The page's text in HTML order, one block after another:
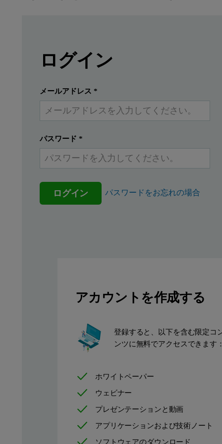
Starting in the Buffer tab at the top of the analysis pane, the
ログイン
メールアドレス *
パスワード *
ログイン パスワードをお忘れの場合
アカウントを作成する
登録すると、以下を含む限定コ
ンツに無料でアクセスできます：
ホワイトペーパー
ウェビナー
プレゼンテーションと動画
アプリケーションおよび技術ノート
ソフトウェアのダウンロード